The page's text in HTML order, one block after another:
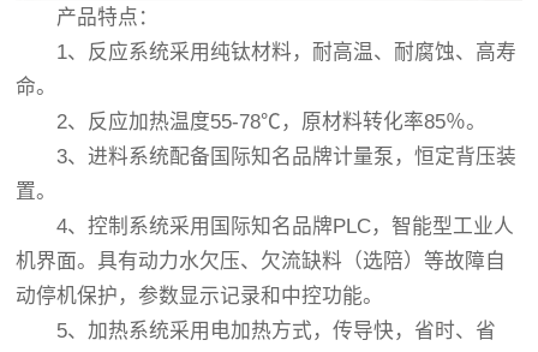
产品特点：
1、反应系统采用纯钛材料，耐高温、耐腐蚀、高寿
命。
2、反应加热温度55-78℃，原材料转化率85％。
3、进料系统配备国际知名品牌计量泵，恒定背压装
置。
4、控制系统采用国际知名品牌PLC，智能型工业人
机界面。具有动力水欠压、欠流缺料（选陪）等故障自
动停机保护，参数显示记录和中控功能。
5、加热系统采用电加热方式，传导快，省时、省